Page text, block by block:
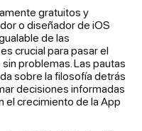
gratuitos y
o diseñador de iOS
de las
crucial para pasar el
problemas. Las pautas
sobre la filosofía detrás
decisiones informadas
el crecimiento de la App